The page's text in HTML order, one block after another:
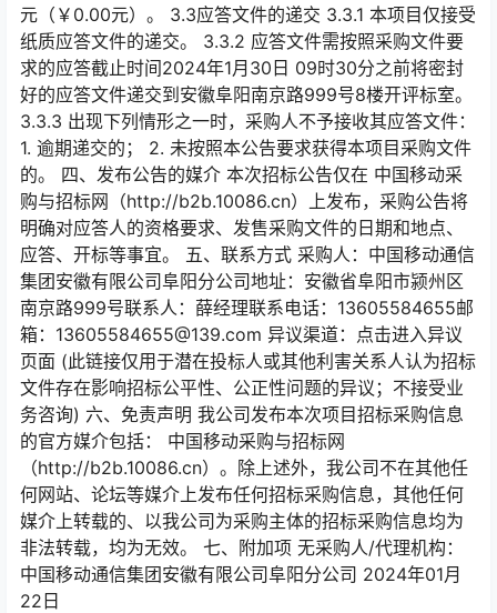
元（￥0.00元）。 3.3应答文件的递交 3.3.1 本项目仅接受
纸质应答文件的递交。 3.3.2 应答文件需按照采购文件要
求的应答截止时间2024年1月30日 09时30分之前将密封
好的应答文件递交到安徽阜阳南京路999号8楼开评标室。
3.3.3 出现下列情形之一时，采购人不予接收其应答文件：
1. 逾期递交的； 2. 未按照本公告要求获得本项目采购文件
的。 四、发布公告的媒介 本次招标公告仅在 中国移动采
购与招标网（http://b2b.10086.cn）上发布，采购公告将
明确对应答人的资格要求、发售采购文件的日期和地点、
应答、开标等事宜。 五、联系方式 采购人：中国移动通信
集团安徽有限公司阜阳分公司地址：安徽省阜阳市颍州区
南京路999号联系人：薛经理联系电话：13605584655邮
箱：13605584655@139.com 异议渠道：点击进入异议
页面 (此链接仅用于潜在投标人或其他利害关系人认为招标
文件存在影响招标公平性、公正性问题的异议；不接受业
务咨询) 六、免责声明 我公司发布本次项目招标采购信息
的官方媒介包括： 中国移动采购与招标网
（http://b2b.10086.cn）。除上述外，我公司不在其他任
何网站、论坛等媒介上发布任何招标采购信息，其他任何
媒介上转载的、以我公司为采购主体的招标采购信息均为
非法转载，均为无效。 七、附加项 无采购人/代理机构：
中国移动通信集团安徽有限公司阜阳分公司 2024年01月
22日